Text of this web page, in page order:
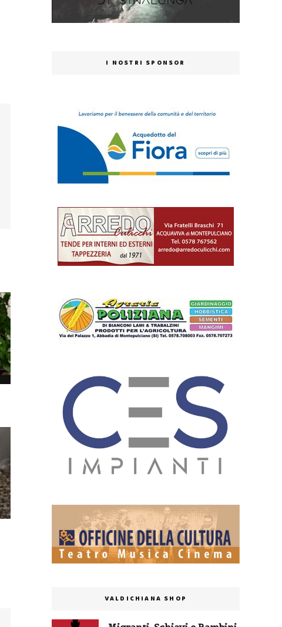
I NOSTRI SPONSOR
VALDICHIANA SHOP